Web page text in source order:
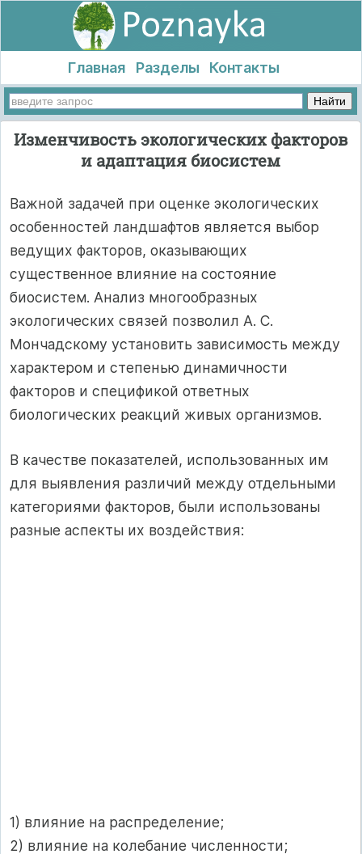
Главная Разделы Контакты
Изменчивость экологических факторов
и адаптация биосистем
Важной задачей при оценке экологических
особенностей ландшафтов является выбор
ведущих факторов, оказывающих
существенное влияние на состояние
биосистем. Анализ многообразных
экологических связей позволил А. С.
Мончадскому установить зависимость между
характером и степенью динамичности
факторов и спецификой ответных
биологических реакций живых организмов.
В качестве показателей, использованных им
для выявления различий между отдельными
категориями факторов, были использованы
разные аспекты их воздействия:
1) влияние на распределение;
2) влияние на колебание численности;